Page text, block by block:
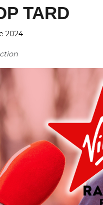
TARD
2024